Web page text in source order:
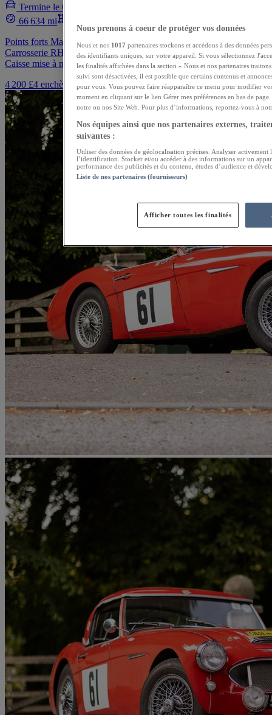
Termine le 07/08/2026
66 634 mi
Points forts Manuelle 3,8 l désirable avec spécification à overdrive
Carrosserie RHD 3,8 l d’origine avec overdrive monté d’usine
Caisse mise à nu et...
4 200 £4 enchères
Nous prenons à coeur de protéger vos données
Nous et nos 1017 partenaires stockons et accédons à des données
des identifiants uniques, sur votre appareil. Si vous sélectionnez
les finalités affichées dans la section « Nous et nos partenaires
suivi sont désactivées, il est possible que certains contenus et
pour vous. Vous pouvez faire réapparaître ce menu pour modifier
moment en cliquant sur le lien Gérer mes préférences en bas de
notre ou nos Site Web. Pour plus d’informations, reportez-vous à
Nos équipes ainsi que nos partenaires externes,
suivantes :
Utiliser des données de géolocalisation précises. Analyser activement
l’identification. Stocker et/ou accéder à des informations sur un
performance des publicités et du contenu, études d’audience et
Liste de nos partenaires (fournisseurs)
Afficher toutes les finalités